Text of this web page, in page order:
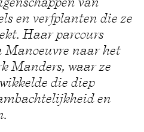
en verfplanten die ze
Haar parcours
Manoeuvre naar het
Manders, waar ze
die diep
en